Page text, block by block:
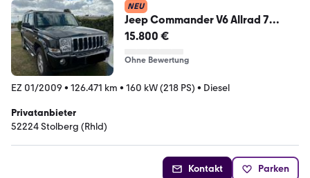
NEU
Jeep Commander V6 Allrad 7
Sitzer TOP GEPF...
15.800 €
Ohne Bewertung
EZ 01/2009 • 126.471 km • 160 kW (218 PS) • Diesel
Privatanbieter
52224 Stolberg (Rhld)
Kontakt Parken